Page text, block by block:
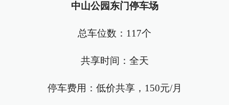
中山公园东门停车场
总车位数：117个
共享时间：全天
停车费用：低价共享，150元/月